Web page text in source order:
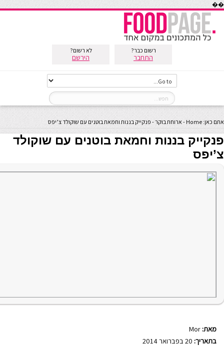
��
רשום כבר?
התחבר
לא רשום?
הירשם
אתם כאן: Home
- ארוחת בוקר- פנקייק בננות וחמאת בוטנים עם שוקולד צ’יפס
פנקייק בננות וחמאת בוטנים עם שוקולד
צ’יפס
מאת: Mor
בתאריך: